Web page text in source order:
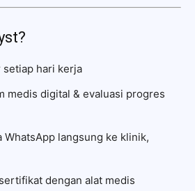
hari kerja
medis digital & evaluasi progres
WhatsApp langsung ke klinik,
dengan alat medis